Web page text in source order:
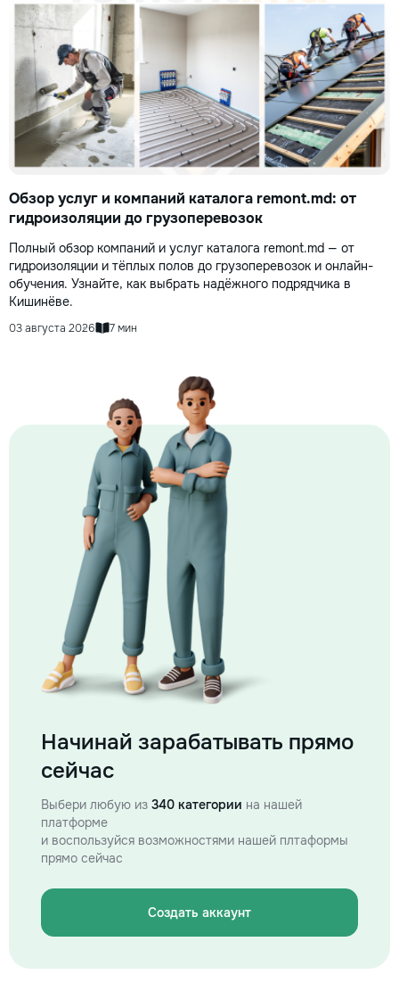
Обзор услуг и компаний каталога remont.md: от
гидроизоляции до грузоперевозок
Полный обзор компаний и услуг каталога remont.md — от
гидроизоляции и тёплых полов до грузоперевозок и онлайн-
обучения. Узнайте, как выбрать надёжного подрядчика в
Кишинёве.
03 августа 2026 7 мин
Начинай зарабатывать прямо
сейчас
Выбери любую из 340 категории на нашей
платформе
и воспользуйся возможностями нашей плтаформы
прямо сейчас
Создать аккаунт